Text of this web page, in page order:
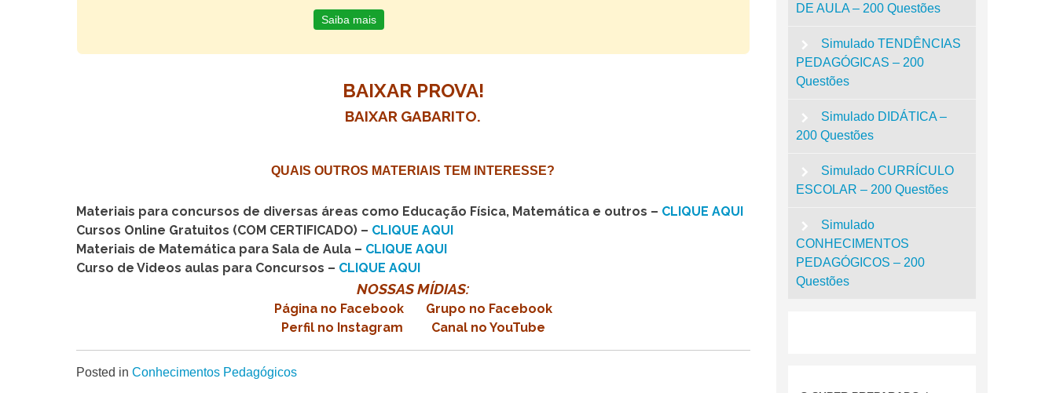
Saiba mais
BAIXAR PROVA!
BAIXAR GABARITO.
QUAIS OUTROS MATERIAIS TEM INTERESSE?
Materiais para concursos de diversas áreas como Educação Física, Matemática e outros – CLIQUE AQUI
Cursos Online Gratuitos (COM CERTIFICADO) – CLIQUE AQUI
Materiais de Matemática para Sala de Aula – CLIQUE AQUI
Curso de Videos aulas para Concursos – CLIQUE AQUI
NOSSAS MÍDIAS:
Página no Facebook
Grupo no Facebook
Perfil no Instagram
Canal no YouTube
Posted in Conhecimentos Pedagógicos
DE AULA – 200 Questões
Simulado TENDÊNCIAS
PEDAGÓGICAS – 200
Questões
Simulado DIDÁTICA –
200 Questões
Simulado CURRÍCULO
ESCOLAR – 200 Questões
Simulado
CONHECIMENTOS
PEDAGÓGICOS – 200
Questões